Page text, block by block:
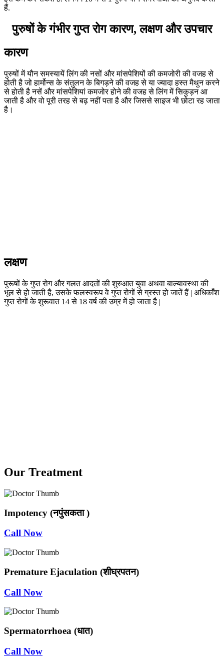
हैं.
पुरुषों के गंभीर गुप्त रोग कारण, लक्षण और उपचार
कारण
पुरुषों में यौन समस्यायें लिंग की नसों और मांसपेशियों की कमजोरी की वजह से
होती है जो हार्मोन्स के संतुलन के बिगड़ने की वजह से या ज्यादा हस्त मैथुन करने
से होती है नसें और मांसपेशियां कमजोर होने की वजह से लिंग में सिकुड़न आ
जाती है और वो पूरी तरह से बढ़ नहीं पता है और जिससे साइज भी छोटा रह जाता
है।
लक्षण
पुरूषों के गुप्त रोग और गलत आदतों की शुरुआत युवा अथवा बाल्यावस्था की
भूल से हो जाती है, उसके फलस्वरूप वे गुप्त रोगों से ग्रस्त हो जातें हैं | अधिकाँश
गुप्त रोगों के शुरूवात 14 से 18 वर्ष की उम्र में हो जाता है |
Our Treatment
Impotency (नपुंसकता )
Call Now
Premature Ejaculation (शीघ्रपतन)
Call Now
Spermatorrhoea (धात)
Call Now